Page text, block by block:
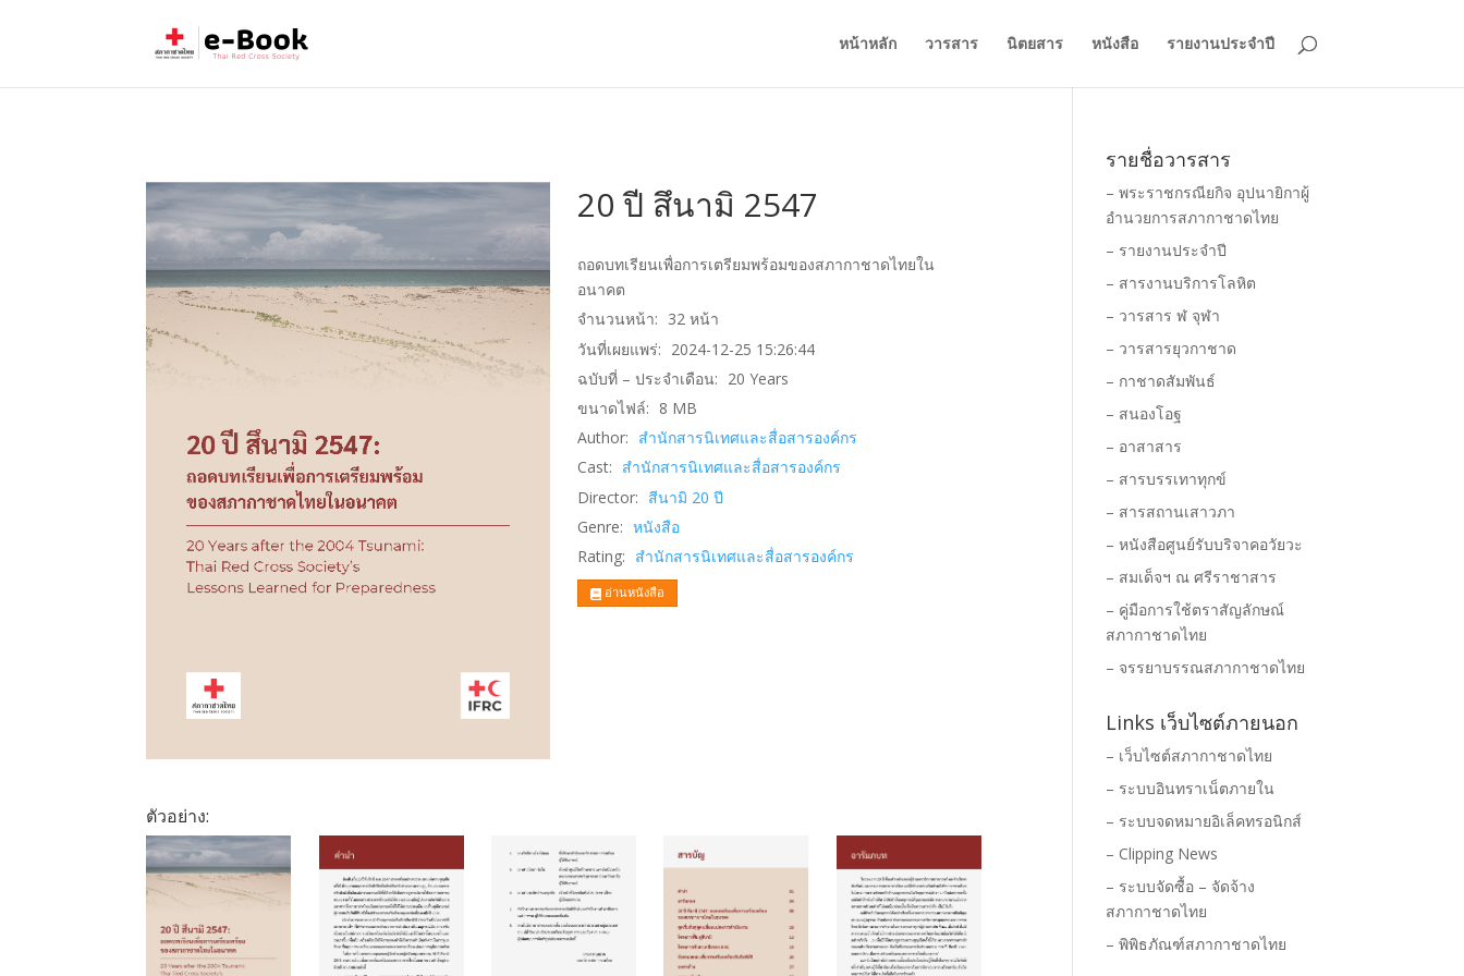
หน้าหลัก วารสาร นิตยสาร หนังสือ รายงานประจำปี
20 ปี สึนามิ 2547
ถอดบทเรียนเพื่อการเตรียมพร้อมของสภากาชาดไทยใน
อนาคต
จำนวนหน้า: 32หน้า
วันที่เผยแพร่: 2024-12-25 15:26:44
ฉบับที่ – ประจำเดือน: 20 Years
ขนาดไฟล์: 8 MB
Author: สำนักสารนิเทศและสื่อสารองค์กร
Cast: สำนักสารนิเทศและสื่อสารองค์กร
Director: สีนามิ 20 ปี
Genre: หนังสือ
Rating: สำนักสารนิเทศและสื่อสารองค์กร
อ่านหนังสือ
ตัวอย่าง:
รายชื่อวารสาร
– พระราชกรณียกิจ อุปนายิกาผู้
อำนวยการสภากาชาดไทย
– รายงานประจำปี
– สารงานบริการโลหิต
– วารสาร ฬ จุฬา
– วารสารยุวกาชาด
– กาชาดสัมพันธ์
– สนองโอฐ
– อาสาสาร
– สารบรรเทาทุกข์
– สารสถานเสาวภา
– หนังสือศูนย์รับบริจาคอวัยวะ
– สมเด็จฯ ณ ศรีราชาสาร
– คู่มือการใช้ตราสัญลักษณ์
สภากาชาดไทย
– จรรยาบรรณสภากาชาดไทย
Links เว็บไซต์ภายนอก
– เว็บไซต์สภากาชาดไทย
– ระบบอินทราเน็ตภายใน
– ระบบจดหมายอิเล็คทรอนิกส์
– Clipping News
– ระบบจัดซื้อ – จัดจ้าง
สภากาชาดไทย
– พิพิธภัณฑ์สภากาชาดไทย